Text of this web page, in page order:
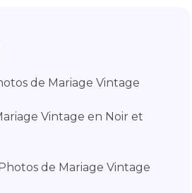
de Mariage Vintage
Vintage en Noir et
de Mariage Vintage